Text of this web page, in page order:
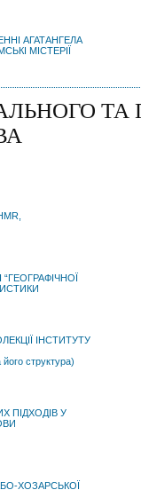
АГАТАНГЕЛА
МІСТЕРІЇ
ТА
ІНСТИТУТУ
його структура)
ПІДХОДІВ У
ХОЗАРСЬКОЇ